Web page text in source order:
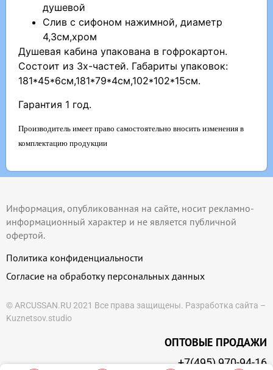
душевой
Слив с сифоном нажимной, диаметр
4,3см,хром
Душевая кабина упакована в гофрокартон.
Состоит из 3х-частей. Габариты упаковок:
181*45*6см,181*79*4см,102*102*15см.
Гарантия 1 год.
Производитель имеет право самостоятельно вносить изменения в
комплектацию продукции
Информация, опубликованная на сайте, носит рекламно-
информационный характер и не является публичной
офертой.
Политика конфиденциальности
Согласие на обработку персональных данных
© ARCUSSAN.RU 2021 Все права защищены. Разработка сайта –
Kuznetsov.studio
ОПТОВЫЕ ПРОДАЖИ
+7(495) 970-94-16